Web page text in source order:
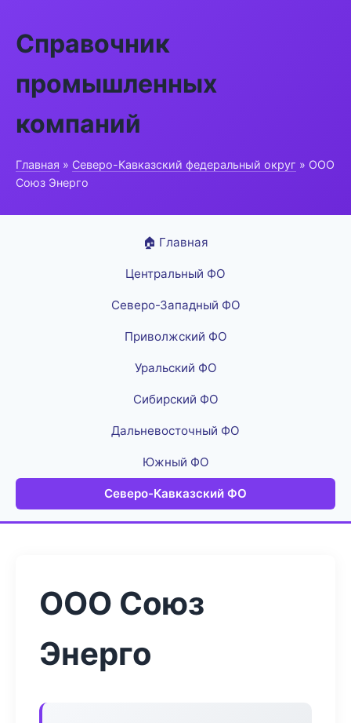
Справочник
промышленных
компаний
Главная » Северо-Кавказский федеральный округ » ООО
Союз Энерго
🏠 Главная
Центральный ФО
Северо-Западный ФО
Приволжский ФО
Уральский ФО
Сибирский ФО
Дальневосточный ФО
Южный ФО
Северо-Кавказский ФО
ООО Союз
Энерго